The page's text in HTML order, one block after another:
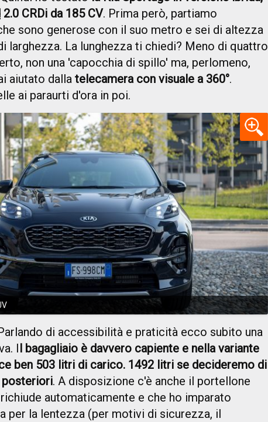
2.0 CRDi da 185 CV. Prima però, partiamo
sono generose con il suo metro e sei di altezza
larghezza. La lunghezza ti chiedi? Meno di quattro
non una 'capocchia di spillo' ma, perlomeno,
aiutato dalla telecamera con visuale a 360°.
ai paraurti d'ora in poi.
di accessibilità e praticità ecco subito una
Il bagagliaio è davvero capiente e nella variante
ben 503 litri di carico. 1492 litri se decideremo di
posteriori. A disposizione c'è anche il portellone
automaticamente e che ho imparato
per la lentezza (per motivi di sicurezza, il